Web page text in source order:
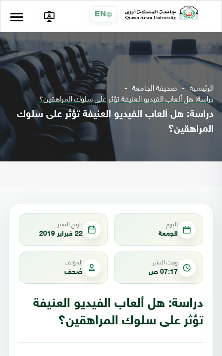
EN
الرئيسية صحيفة الجامعة
دراسة: هل ألعاب الفيديو العنيفة تؤثر على سلوك المراهقين؟
دراسة: هل ألعاب الفيديو العنيفة تؤثر على سلوك
المراهقين؟
اليوم
الجمعة
تاريخ النشر
22 فبراير 2019
وقت النشر
07:17 ص
المؤلف
صُحف
دراسة: هل ألعاب الفيديو العنيفة
تؤثر على سلوك المراهقين؟